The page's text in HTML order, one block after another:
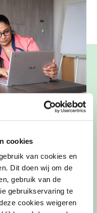
cookies
van cookies en
Dit doen wij om de
gebruik van de
gebruikservaring te
cookies weigeren
veel complexer
is het
zorgkwaliteit